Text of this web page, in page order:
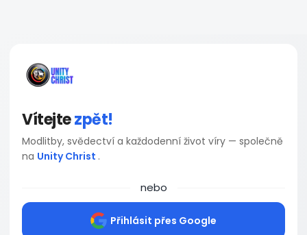
Vítejtezpět!
Modlitby, svědectví a každodenní život víry — společně
na Unity Christ .
nebo
Přihlásit přes Google